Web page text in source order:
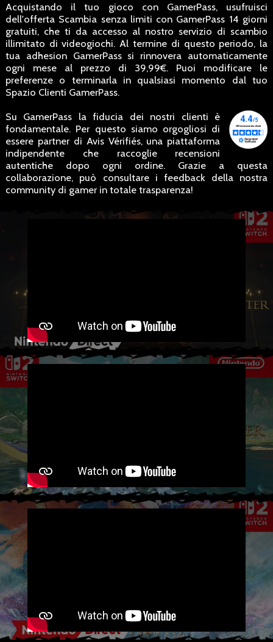
Acquistando il tuo gioco con GamerPass, usufruisci
dell'offerta Scambia senza limiti con GamerPass 14 giorni
gratuiti, che ti da accesso al nostro servizio di scambio
illimitato di videogiochi. Al termine di questo periodo, la
tua adhesion GamerPass si rinnovera automaticamente
ogni mese al prezzo di 39,99€. Puoi modificare le
preferenze o terminarla in qualsiasi momento dal tuo
Spazio Clienti GamerPass.
Su GamerPass la fiducia dei nostri clienti è
fondamentale. Per questo siamo orgogliosi di
essere partner di Avis Vérifiés, una piattaforma
indipendente che raccoglie recensioni
autentiche dopo ogni ordine. Grazie a questa
collaborazione, può consultare i feedback della nostra
community di gamer in totale trasparenza!